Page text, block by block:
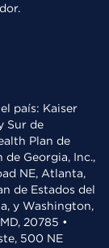
país: Kaiser
Sur de
Plan de
Georgia, Inc.,
NE, Atlanta,
de Estados del
y Washington,
20785 •
500 NE